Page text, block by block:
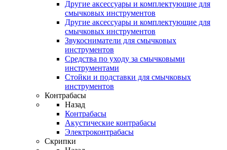
Другие аксессуары и комплектующие для
смычковых инструментов
Другие аксессуары и комплектующие для
смычковых инструментов
Звукосниматели для смычковых
инструментов
Средства по уходу за смычковыми
инструментами
Стойки и подставки для смычковых
инструментов
Контрабасы
Назад
Контрабасы
Акустические контрабасы
Электроконтрабасы
Скрипки